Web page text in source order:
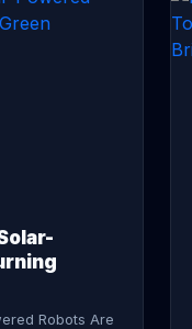
Robots Are